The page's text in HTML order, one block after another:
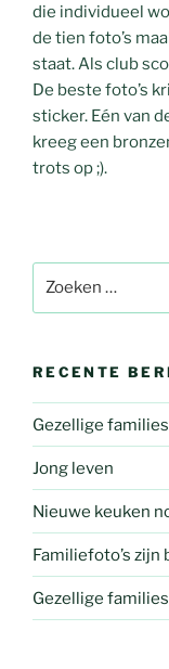
die individueel
de tien foto’s
staat. Als club
De beste foto’s
sticker. Eén van
kreeg een
trots op ;).
naar:
RECENTE
Gezellige
Jong leven
Nieuwe keuken
Familiefoto’s zijn
Gezellige